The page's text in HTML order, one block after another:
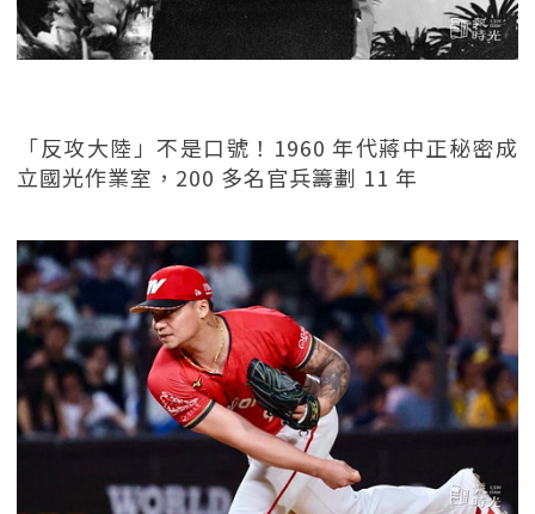
「反攻大陸」不是口號！1960 年代蔣中正秘密成
立國光作業室，200 多名官兵籌劃 11 年